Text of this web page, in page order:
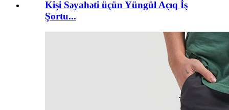
Kişi Səyahəti üçün Yüngül Açıq İş
Şortu...